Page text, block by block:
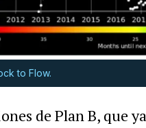
to Flow.
de Plan B, que